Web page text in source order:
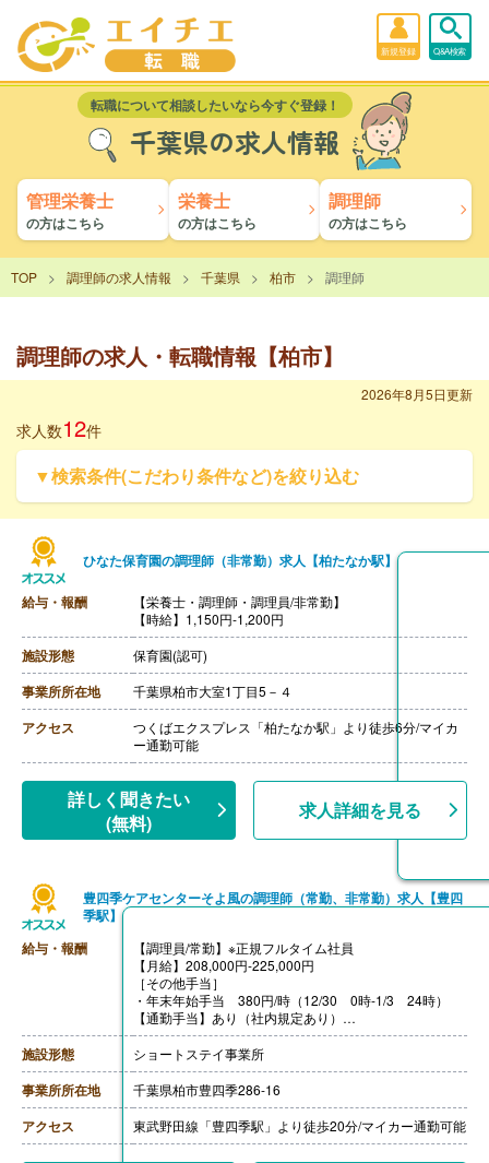
新規登録 Q&A検索
転職について相談したいなら今すぐ登録！
千葉県の求人情報
管理栄養士
の方はこちら
栄養士
の方はこちら
調理師
の方はこちら
TOP 調理師の求人情報 千葉県 柏市 調理師
調理師の求人・転職情報【柏市】
2026年8月5日更新
求人数12件
▼検索条件(こだわり条件など)を絞り込む
ひなた保育園の調理師（非常勤）求人【柏たなか駅】
給与・報酬
【栄養士・調理師・調理員/非常勤】
【時給】1,150円-1,200円
施設形態 保育園(認可)
事業所所在地 千葉県柏市大室1丁目5－４
アクセス
つくばエクスプレス「柏たなか駅」より徒歩6分/マイカ
ー通勤可能
詳しく聞きたい
(無料)
求人詳細を見る
豊四季ケアセンターそよ風の調理師（常勤、非常勤）求人【豊四
季駅】
給与・報酬
【調理員/常勤】※正規フルタイム社員
【月給】208,000円-225,000円
［その他手当］
・年末年始手当 380円/時（12/30 0時-1/3 24時）
【通勤手当】あり（社内規定あり）
【賞与】あり（寸志予定）
【特別報酬（年1回）】平均267,000円（2025年6月支給
実績）
※職種、雇用形態、在籍期間、会社の業績等によって支
給額は異なる。
【退職金】なし
【調理員/非常勤】
施設形態 ショートステイ事業所
事業所所在地 千葉県柏市豊四季286-16
アクセス 東武野田線「豊四季駅」より徒歩20分/マイカー通勤可能